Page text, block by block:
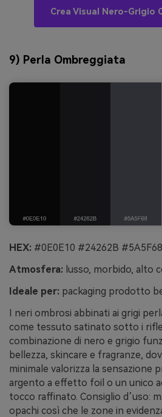
Crea Visual Nero-Grigio
9) Perla Ombreggiata
HEX: #0E0E10 #24262B
Atmosfera: lusso, morbido, alto
Ideale per: packaging prodotto
I neri ombrosi abbinati ai grigi
come tessuto satinato sotto i
combinazione di nero e grigio
bellezza, skincare e fragranze,
minimale valorizza la sensazione
argento a effetto foil o un unico
tocco raffinato. Consiglio d’uso:
opachi così che le zone in